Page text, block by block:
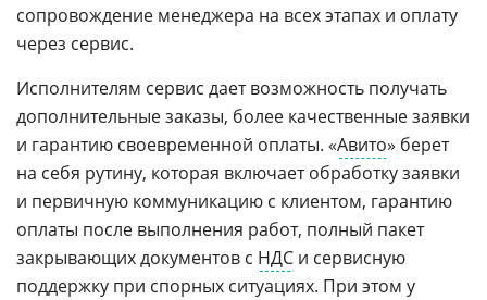
сопровождение менеджера на всех этапах и оплату
через сервис.
Исполнителям сервис дает возможность получать
дополнительные заказы, более качественные заявки
и гарантию своевременной оплаты. «Авито» берет
на себя рутину, которая включает обработку заявки
и первичную коммуникацию с клиентом, гарантию
оплаты после выполнения работ, полный пакет
закрывающих документов с НДС и сервисную
поддержку при спорных ситуациях. При этом у